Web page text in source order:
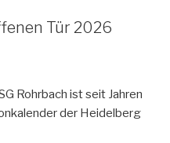
Tür 2026
Rohrbach ist seit Jahren
der Heidelberg